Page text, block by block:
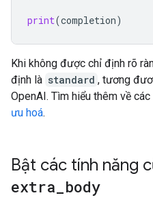
print(completion)
Khi không được chỉ định rõ
định là standard , tương
OpenAI. Tìm hiểu thêm về
ưu hoá.
Bật các tính năng
extra body